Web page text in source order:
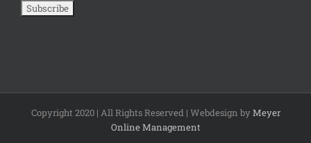
Copyright 2020 | All Rights Reserved | Webdesign byMeyer
Online Management